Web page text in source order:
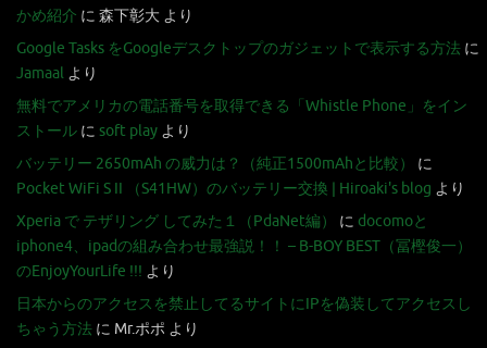
かめ紹介 に 森下彰大 より
Google Tasks をGoogleデスクトップのガジェットで表示する方法 に
Jamaal より
無料でアメリカの電話番号を取得できる「Whistle Phone」をイン
ストール に soft play より
バッテリー 2650mAh の威力は？（純正1500mAhと比較）
に
Pocket WiFi S II （S41HW）のバッテリー交換 | Hiroaki's blog より
Xperia で テザリング してみた１（PdaNet編）
に docomoと
iphone4、ipadの組み合わせ最強説！！ – B-BOY BEST（冨樫俊一）
のEnjoyYourLife !!! より
日本からのアクセスを禁止してるサイトにIPを偽装してアクセスし
ちゃう方法 に Mr.ポポ より